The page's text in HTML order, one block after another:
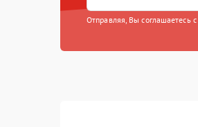
Отправляя, Вы соглашаетесь с